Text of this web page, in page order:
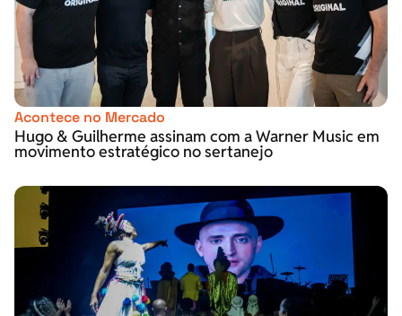
Acontece no Mercado
Hugo & Guilherme assinam com a Warner Music em
movimento estratégico no sertanejo